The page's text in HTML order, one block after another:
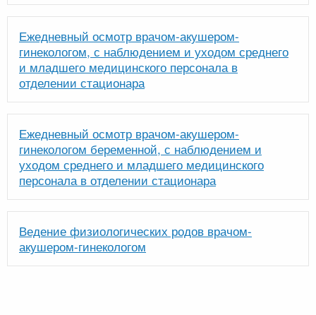
Ежедневный осмотр врачом-акушером-
гинекологом, с наблюдением и уходом среднего
и младшего медицинского персонала в
отделении стационара
Ежедневный осмотр врачом-акушером-
гинекологом беременной, с наблюдением и
уходом среднего и младшего медицинского
персонала в отделении стационара
Ведение физиологических родов врачом-
акушером-гинекологом